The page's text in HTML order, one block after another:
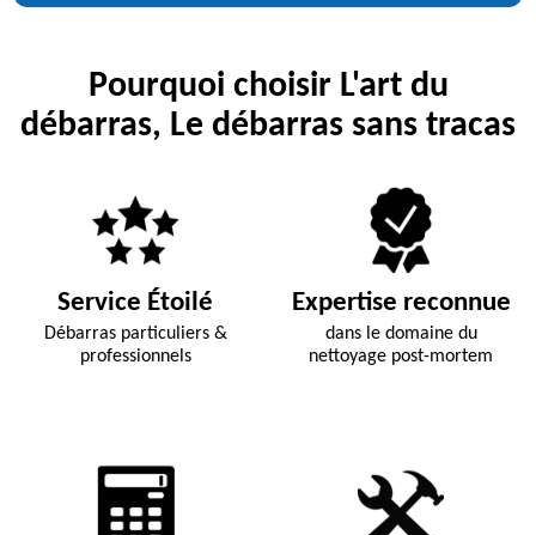
Pourquoi choisir L'art du
débarras, Le débarras sans tracas
Service Étoilé
Débarras particuliers &
professionnels
Expertise reconnue
dans le domaine du
nettoyage post-mortem